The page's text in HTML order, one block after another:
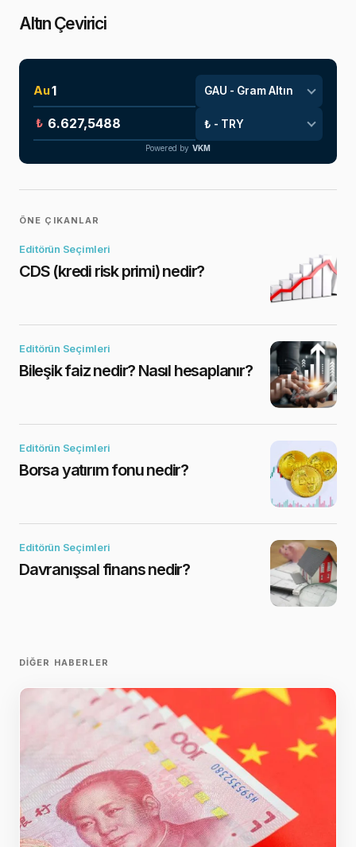
Altın Çevirici
Au
₺
Powered by VKM
ÖNE ÇIKANLAR
Editörün Seçimleri
CDS (kredi risk primi) nedir?
Editörün Seçimleri
Bileşik faiz nedir? Nasıl hesaplanır?
Editörün Seçimleri
Borsa yatırım fonu nedir?
Editörün Seçimleri
Davranışsal finans nedir?
DIĞER HABERLER